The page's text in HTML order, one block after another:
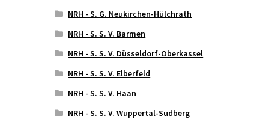
NRH - S. G. Neukirchen-Hülchrath
NRH - S. S. V. Barmen
NRH - S. S. V. Düsseldorf-Oberkassel
NRH - S. S. V. Elberfeld
NRH - S. S. V. Haan
NRH - S. S. V. Wuppertal-Sudberg